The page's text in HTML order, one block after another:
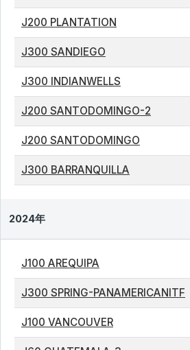
J200 PLANTATION
J300 SANDIEGO
J300 INDIANWELLS
J200 SANTODOMINGO-2
J200 SANTODOMINGO
J300 BARRANQUILLA
2024年
J100 AREQUIPA
J300 SPRING-PANAMERICANITF
J100 VANCOUVER